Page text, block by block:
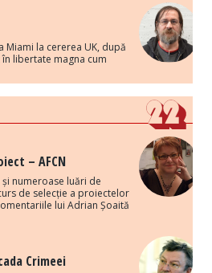
Miami la cererea UK, după
în libertate magna cum
– AFCN
numeroase luări de
de selecție a proiectelor
lui Adrian Șoaită
Crimeei